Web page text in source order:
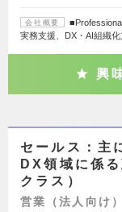
会社概要
実務支援、DX・AI組織
興
セールス：主
DX領域に係
クラス）
営業（法人向け）